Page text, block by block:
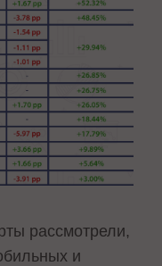
рассмотрели,
и